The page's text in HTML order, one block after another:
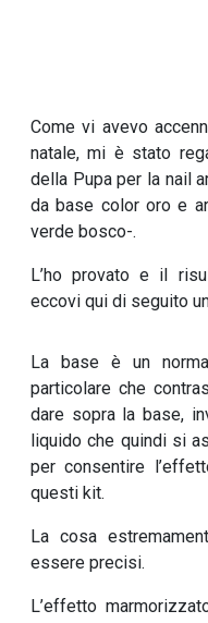
Come vi avevo
natale, mi è stato
della Pupa per la nail
da base color oro e
verde bosco-.
L’ho provato e il
eccovi qui di seguito
La base è un
particolare che
dare sopra la base,
liquido che quindi si
per consentire
questi kit.
La cosa
essere precisi.
L’effetto